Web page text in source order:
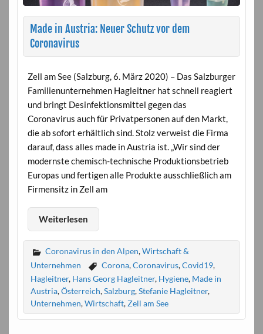
Made in Austria: Neuer Schutz vor dem
Coronavirus
Zell am See (Salzburg, 6. März 2020) – Das Salzburger
Familienunternehmen Hagleitner hat schnell reagiert
und bringt Desinfektionsmittel gegen das
Coronavirus auch für Privatpersonen auf den Markt,
die ab sofort erhältlich sind. Stolz verweist die Firma
darauf, dass alles made in Austria ist. „Wir sind der
modernste chemisch-technische Produktionsbetrieb
Europas und fertigen alle Produkte ausschließlich am
Firmensitz in Zell am
Weiterlesen
Coronavirus in den Alpen,Wirtschaft &
Unternehmen
Corona,Coronavirus,Covid19,
Hagleitner, Hans Georg Hagleitner, Hygiene, Made in
Austria,Österreich,Salzburg,Stefanie Hagleitner,
Unternehmen,Wirtschaft,Zell am See